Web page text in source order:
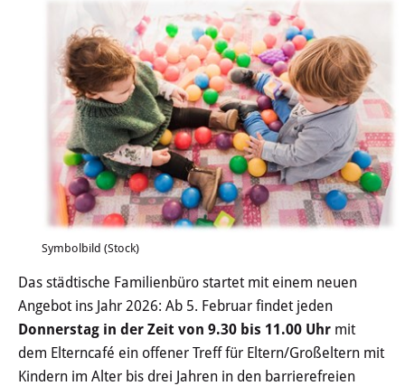
Symbolbild (Stock)
Das städtische Familienbüro startet mit einem neuen
Angebot ins Jahr 2026: Ab 5. Februar findet jeden
Donnerstag in der Zeit von 9.30 bis 11.00 Uhr mit
dem Elterncafé ein offener Treff für Eltern/Großeltern mit
Kindern im Alter bis drei Jahren in den barrierefreien
AWO Die kleinen Möwen
AWO Waldkindergarten
Evangelische Kita Jona
Katholische Kita Maria
Himmelskron
Katholische Kita St. Cäcilia
Kita Campus Heusenstamm
Kindertagespflege